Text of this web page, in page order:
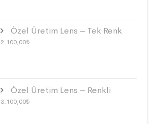
Özel Üretim Lens – Tek Renk
2.100,00₺
Özel Üretim Lens – Renkli
3.100,00₺